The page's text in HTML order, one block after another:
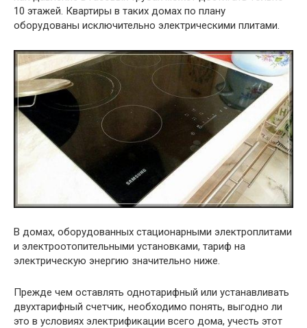
10 этажей. Квартиры в таких домах по плану
оборудованы исключительно электрическими плитами.
В домах, оборудованных стационарными электроплитами
и электроотопительными установками, тариф на
электрическую энергию значительно ниже.
Прежде чем оставлять однотарифный или устанавливать
двухтарифный счетчик, необходимо понять, выгодно ли
это в условиях электрификации всего дома, учесть этот